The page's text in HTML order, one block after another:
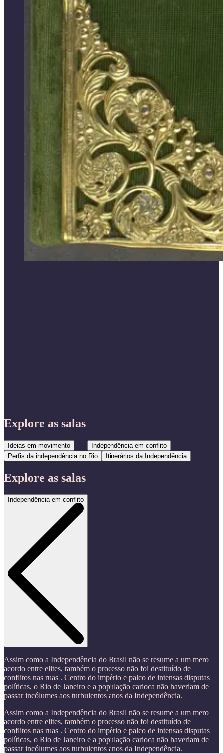
Explore as salas
Ideias em movimento
Independência em conflito
Perfis da independência no Rio
Itinerários da Independência
Explore as salas
Independência em conflito
Assim como a Independência do Brasil não se resume a um mero
acordo entre elites, também o processo não foi destituído de
conflitos nas ruas . Centro do império e palco de intensas disputas
políticas, o Rio de Janeiro e a população carioca não haveriam de
passar incólumes aos turbulentos anos da Independência.
Assim como a Independência do Brasil não se resume a um mero
acordo entre elites, também o processo não foi destituído de
conflitos nas ruas . Centro do império e palco de intensas disputas
políticas, o Rio de Janeiro e a população carioca não haveriam de
passar incólumes aos turbulentos anos da Independência.